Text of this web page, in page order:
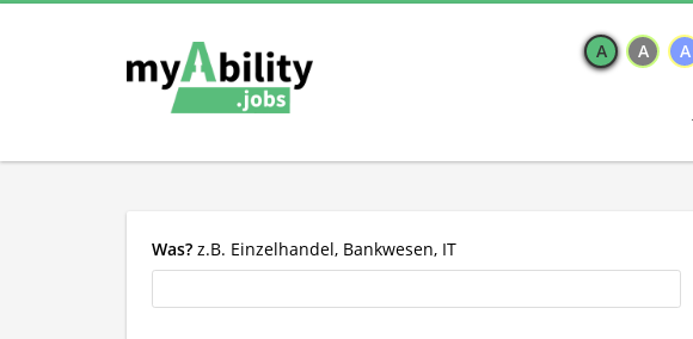
A A A
Was? z.B. Einzelhandel, Bankwesen, IT